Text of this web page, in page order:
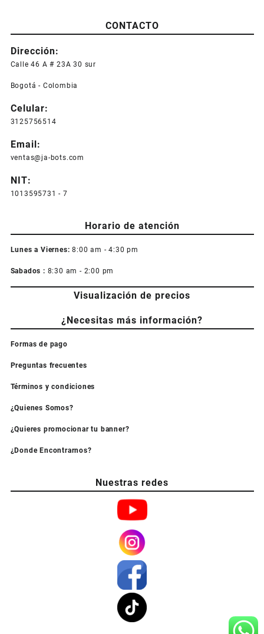
CONTACTO
Dirección:
Calle 46 A # 23A 30 sur
Bogotá - Colombia
Celular:
3125756514
Email:
ventas@ja-bots.com
NIT:
1013595731 - 7
Horario de atención
Lunes a Viernes: 8:00 am - 4:30 pm
Sabados : 8:30 am - 2:00 pm
Visualización de precios
¿Necesitas más información?
Formas de pago
Preguntas frecuentes
Términos y condiciones
¿Quienes Somos?
¿Quieres promocionar tu banner?
¿Donde Encontrarnos?
Nuestras redes